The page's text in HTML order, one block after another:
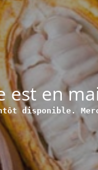
est en
disponible.